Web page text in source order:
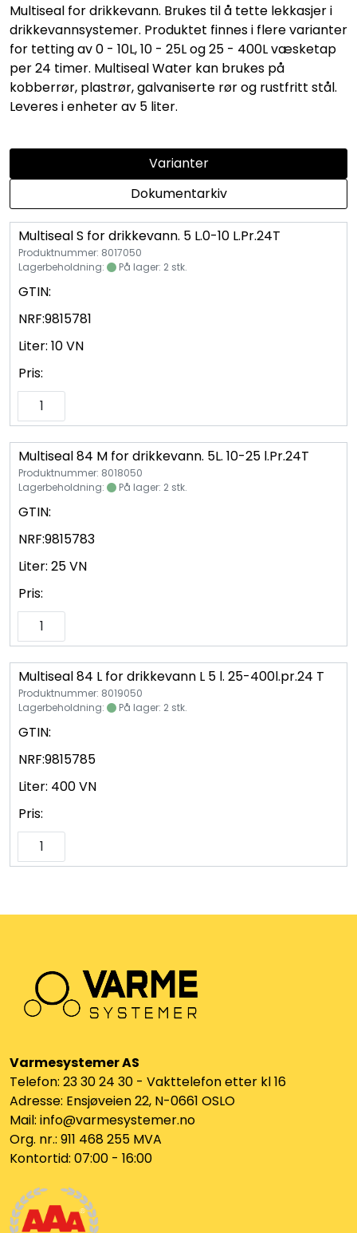
Multiseal for drikkevann. Brukes til å tette lekkasjer i
drikkevannsystemer. Produktet finnes i flere varianter
for tetting av 0 - 10L, 10 - 25L og 25 - 400L væsketap
per 24 timer. Multiseal Water kan brukes på
kobberrør, plastrør, galvaniserte rør og rustfritt stål.
Leveres i enheter av 5 liter.
Varianter
Dokumentarkiv
Multiseal S for drikkevann. 5 L.0-10 L.Pr.24T
Produktnummer: 8017050
Lagerbeholdning:
På lager: 2 stk.
GTIN:
NRF:9815781
Liter: 10 VN
Pris:
Multiseal 84 M for drikkevann. 5L. 10-25 l.Pr.24T
Produktnummer: 8018050
Lagerbeholdning:
På lager: 2 stk.
GTIN:
NRF:9815783
Liter: 25 VN
Pris:
Multiseal 84 L for drikkevann L 5 l. 25-400l.pr.24 T
Produktnummer: 8019050
Lagerbeholdning:
På lager: 2 stk.
GTIN:
NRF:9815785
Liter: 400 VN
Pris:
Varmesystemer AS
Telefon: 23 30 24 30 - Vakttelefon etter kl 16
Adresse: Ensjøveien 22, N-0661 OSLO
Mail: info@varmesystemer.no
Org. nr.: 911 468 255 MVA
Kontortid: 07:00 - 16:00
Viftekonvektorer
Designradiatorer
Syrefast
TA-SCOPE
Kontakt oss